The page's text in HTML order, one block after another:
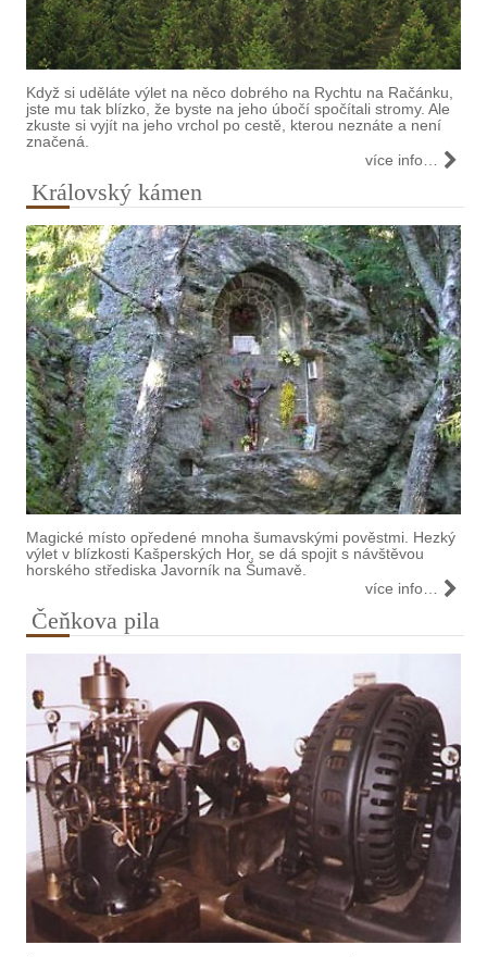
Když si uděláte výlet na něco dobrého na Rychtu na Račánku,
jste mu tak blízko, že byste na jeho úbočí spočítali stromy. Ale
zkuste si vyjít na jeho vrchol po cestě, kterou neznáte a není
značená.
více info…
Královský kámen
Magické místo opředené mnoha šumavskými pověstmi. Hezký
výlet v blízkosti Kašperských Hor, se dá spojit s návštěvou
horského střediska Javorník na Šumavě.
více info…
Čeňkova pila